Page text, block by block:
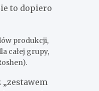
to dopiero
produkcji,
całej grupy,